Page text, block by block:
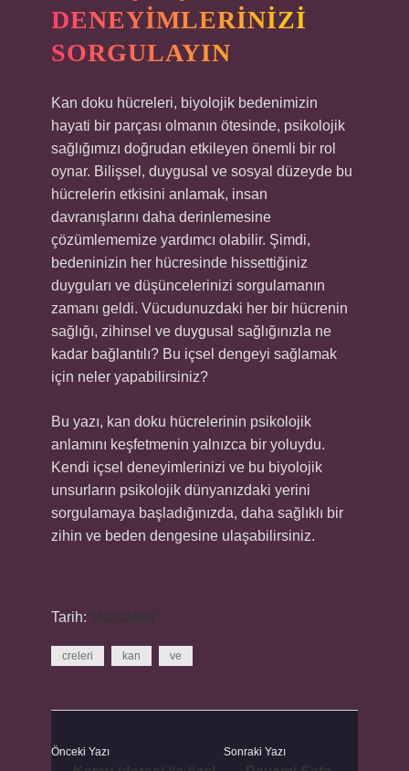
DENEYIMLERINIZI
SORGULAYIN
Kan doku hücreleri, biyolojik bedenimizin
hayati bir parçası olmanın ötesinde, psikolojik
sağlığımızı doğrudan etkileyen önemli bir rol
oynar. Bilişsel, duygusal ve sosyal düzeyde bu
hücrelerin etkisini anlamak, insan
davranışlarını daha derinlemesine
çözümlememize yardımcı olabilir. Şimdi,
bedeninizin her hücresinde hissettiğiniz
duyguları ve düşüncelerinizi sorgulamanın
zamanı geldi. Vücudunuzdaki her bir hücrenin
sağlığı, zihinsel ve duygusal sağlığınızla ne
kadar bağlantılı? Bu içsel dengeyi sağlamak
için neler yapabilirsiniz?
Bu yazı, kan doku hücrelerinin psikolojik
anlamını keşfetmenin yalnızca bir yoluydu.
Kendi içsel deneyimlerinizi ve bu biyolojik
unsurların psikolojik dünyanızdaki yerini
sorgulamaya başladığınızda, daha sağlıklı bir
zihin ve beden dengesine ulaşabilirsiniz.
Tarih: Makaleler
creleri kan ve
Önceki Yazı Sonraki Yazı